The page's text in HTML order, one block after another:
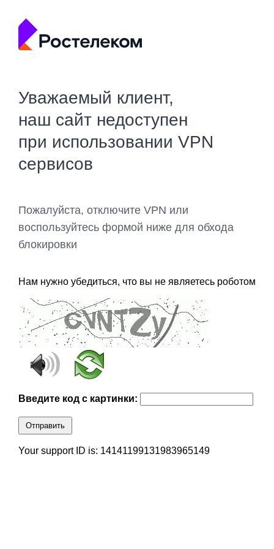
Уважаемый клиент,
наш сайт недоступен
при использовании VPN
сервисов
Пожалуйста, отключите VPN или
воспользуйтесь формой ниже для обхода
блокировки
Нам нужно убедиться, что вы не являетесь роботом
Введите код с картинки:
Отправить
Your support ID is: 14141199131983965149